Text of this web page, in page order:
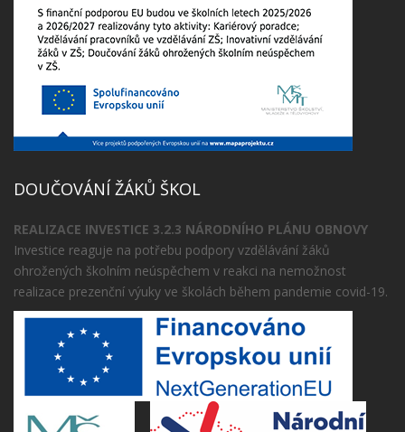
DOUČOVÁNÍ ŽÁKŮ ŠKOL
REALIZACE INVESTICE 3.2.3 NÁRODNÍHO PLÁNU OBNOVY
Investice reaguje na potřebu podpory vzdělávání žáků
ohrožených školním neúspěchem v reakci na nemožnost
realizace prezenční výuky ve školách během pandemie covid-19.